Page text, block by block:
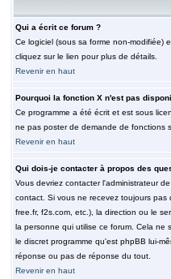
Qui a écrit ce forum ?
Ce logiciel (sous sa forme non-modifiée)
cliquez sur le lien pour plus de détails.
Revenir en haut
Pourquoi la fonction X n'est pas
Ce programme a été écrit et est sous
ne pas poster de demande de fonctions
Revenir en haut
Qui dois-je contacter à propos des
Vous devriez contacter l'administrateur
contact. Si vous ne recevez toujours
free.fr, f2s.com, etc.), la direction ou le
la personne qui utilise ce forum. Cela ne
le discret programme qu'est phpBB lui-
réponse ou pas de réponse du tout.
Revenir en haut